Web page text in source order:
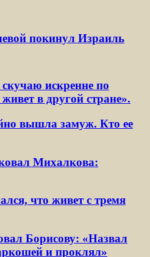
покинул Израиль
искренне по
в другой стране».
вышла замуж. Кто ее
Михалкова:
что живет с тремя
Борисову: «Назвал
и проклял»